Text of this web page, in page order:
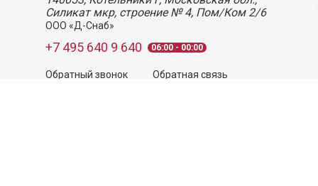
Силикат мкр, строение № 4, Пом/Ком 2/6
ООО «Д-Снаб»
+7 495 640 9 640 06:00 - 00:00
Обратный звонок Обратная связь